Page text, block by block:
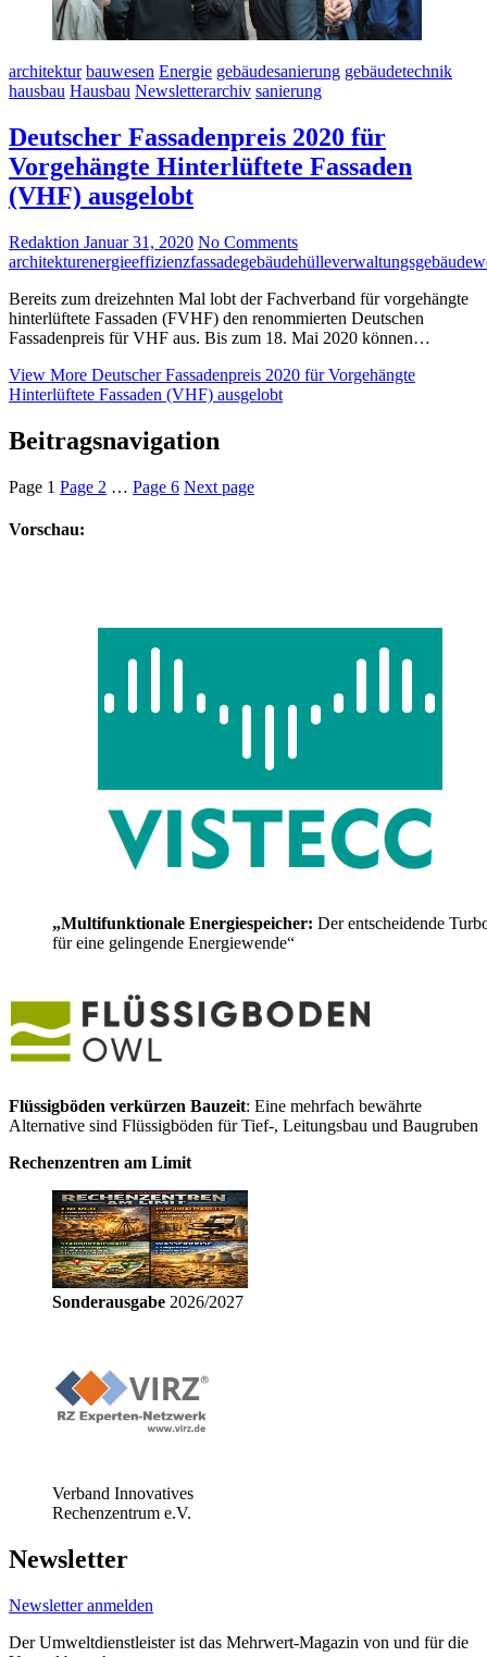
architektur bauwesen Energie gebäudesanierung gebäudetechnik
hausbau Hausbau Newsletterarchiv sanierung
Deutscher Fassadenpreis 2020 für
Vorgehängte Hinterlüftete Fassaden
(VHF) ausgelobt
Redaktion Januar 31, 2020 No Comments
architekturenergieeffizienzfassadegebäudehülleverwaltungsgebäude
Bereits zum dreizehnten Mal lobt der Fachverband für vorgehängte
hinterlüftete Fassaden (FVHF) den renommierten Deutschen
Fassadenpreis für VHF aus. Bis zum 18. Mai 2020 können…
View More Deutscher Fassadenpreis 2020 für Vorgehängte
Hinterlüftete Fassaden (VHF) ausgelobt
Beitragsnavigation
Page 1 Page 2 … Page 6 Next page
Vorschau:
„Multifunktionale Energiespeicher: Der entscheidende
für eine gelingende Energiewende“
Flüssigböden verkürzen Bauzeit: Eine mehrfach bewährte
Alternative sind Flüssigböden für Tief-, Leitungsbau und Baugruben
Rechenzentren am Limit
Sonderausgabe 2026/2027
Verband Innovatives
Rechenzentrum e.V.
Newsletter
Newsletter anmelden
Der Umweltdienstleister ist das Mehrwert-Magazin von und für die